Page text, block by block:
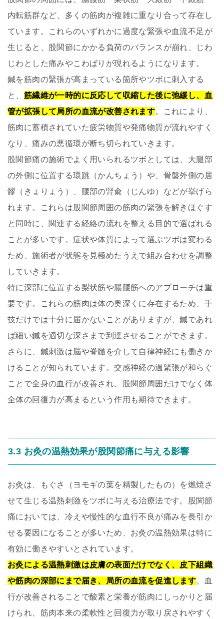
内転筋群など、多くの筋肉が複雑に重なり合って存在し
ています。これらのいずれかに過度な緊張や血流不足が
生じると、股関節にかかる負荷のバランスが崩れ、じわ
じわとした痛みやこわばりが現れるようになります。
鍼を筋肉の緊張が高まっている箇所やツボに刺入する
と、 筋繊維が一時的に反応して収縮した後に弛緩し、血
管が拡張して局所の血流が改善されます。これにより、
筋肉に蓄積されていた疲労物質や発痛物質が流れやすく
なり、痛みの悪循環が断ち切られていきます。
股関節痛の施術でよく用いられるツボとしては、大腿部
の外側に位置する環跳（かんちょう）や、骨盤外側の居
髎（きょりょう）、腰部の腎兪（じんゆ）などが挙げら
れます。これらは股関節周囲の筋肉の緊張を解きほぐす
と同時に、関連する経絡の流れを整える目的で選ばれる
ことが多いです。症状や体質によって選ぶツボは変わる
ため、施術者が状態を見極めたうえで組み合わせを調整
していきます。
特に深部に位置する梨状筋や腸腰筋へのアプローチは重
要です。これらの筋肉は体の奥深くに存在するため、手
技だけでは十分に届かないことがありますが、鍼であれ
ば細い鍼を適切な深さまで到達させることができます。
さらに、鍼刺激は脳や脊髄を介して自律神経にも働きか
けることが知られています。交感神経の過緊張が和らぐ
ことで全身の血行が改善され、股関節周囲だけでなく体
全体の回復力が高まるという作用も期待できます。
3.3 お灸の温熱効果が股関節痛に与える影響
お灸は、もぐさ（ヨモギの葉を精製したもの）を燃焼さ
せて生じる温熱刺激をツボに与える治療法です。股関節
痛においては、冷えや慢性的な血行不良が痛みを長引か
せる要因になることが多いため、お灸の温熱効果は特に
有効に働きやすいとされています。
お灸による温熱刺激は皮膚の表面だけでなく、皮下組織
や筋肉の深部にまで届き、局所の血流を促進します。血
行が改善されることで酸素と栄養が筋肉にしっかりと届
けられ、筋肉本来の柔軟性と回復力が取り戻されやすく